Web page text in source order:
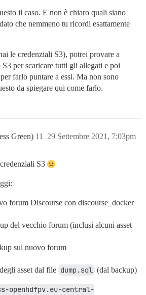
il caso. E non è chiaro quali siano
che nemmeno tu ricordi esattamente
le credenziali S3), potrei provare a
per scaricare tutti gli allegati e poi
farlo puntare a essi. Ma non sono
da spiegare qui come farlo.
Green) 29 Settembre 2021, 7:03pm
11
S3
forum Discourse con discourse_docker
del vecchio forum (inclusi alcuni asset
sul nuovo forum
asset dal file dump.sql (dal backup)
openhdfpv.eu-central-